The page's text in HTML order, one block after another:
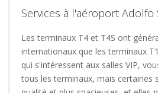
Services à l'aéroport Adolfo
Les terminaux T4 et T4S ont
internationaux que les terminaux
qui s'intéressent aux salles VIP,
tous les terminaux, mais certaines